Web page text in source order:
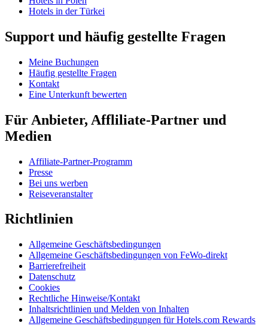
Hotels in der Türkei
Support und häufig gestellte Fragen
Meine Buchungen
Häufig gestellte Fragen
Kontakt
Eine Unterkunft bewerten
Für Anbieter, Affliliate-Partner und
Medien
Affiliate-Partner-Programm
Presse
Bei uns werben
Reiseveranstalter
Richtlinien
Allgemeine Geschäftsbedingungen
Allgemeine Geschäftsbedingungen von FeWo-direkt
Barrierefreiheit
Datenschutz
Cookies
Rechtliche Hinweise/Kontakt
Inhaltsrichtlinien und Melden von Inhalten
Allgemeine Geschäftsbedingungen für Hotels.com Rewards